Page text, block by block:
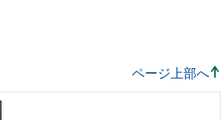
ページ上部へ